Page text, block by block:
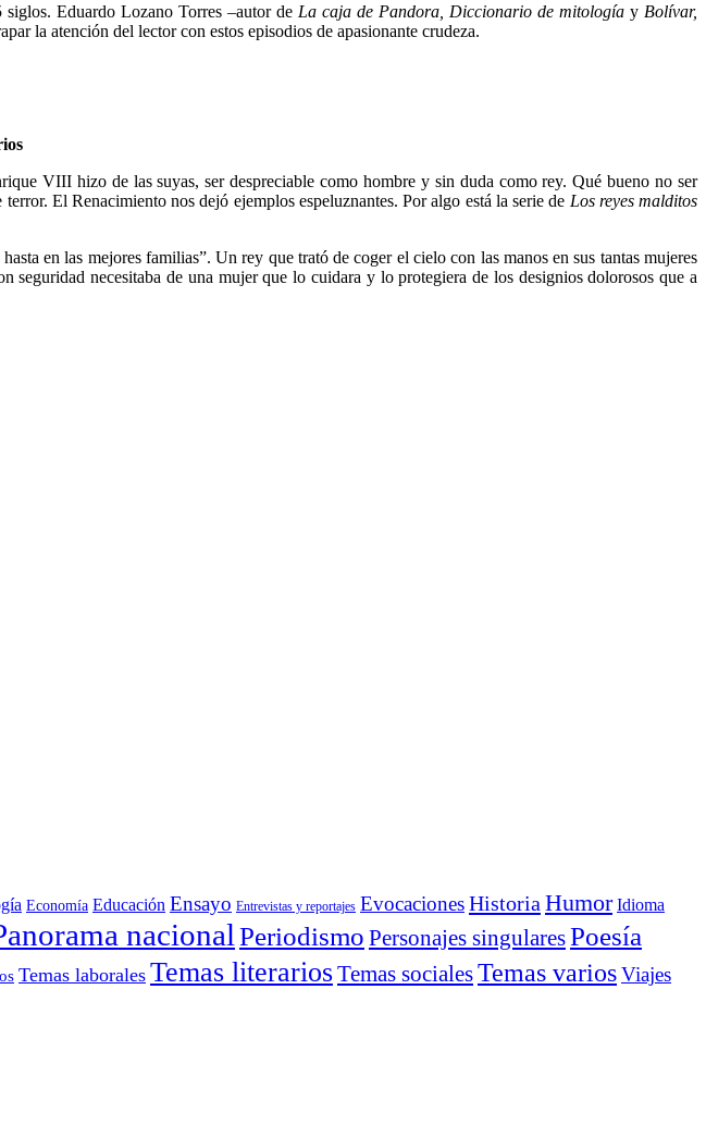
siglos. Eduardo Lozano Torres –autor de La caja de Pandora, Diccionario de mitologíay Bolívar,
la atención del lector con estos episodios de apasionante crudeza.
VIII hizo de las suyas, ser despreciable como hombre y sin duda como rey. Qué bueno no ser
El Renacimiento nos dejó ejemplos espeluznantes. Por algo está la serie de Los reyes malditos
en las mejores familias”. Un rey que trató de coger el cielo con las manos en sus tantas mujeres
necesitaba de una mujer que lo cuidara y lo protegiera de los designios dolorosos que a
Economía Educación Ensayo Entrevistas y reportajes EvocacionesHistoria Humor Idioma
nacional Periodismo Personajes singularesPoesía
Temas laborales Temas literariosTemas socialesTemas variosViajes